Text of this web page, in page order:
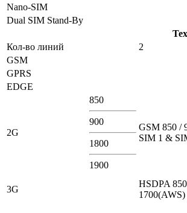
Nano-SIM
Dual SIM Stand-By
Кол-во линий
2
GSM
GPRS
EDGE
2G
850
900
1800
1900
GSM 850 /
SIM 1 &
3G
HSDPA